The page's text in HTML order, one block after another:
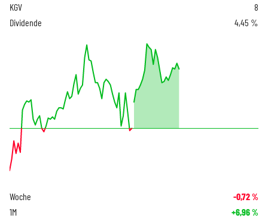
KGV
8
Dividende
4,45 %
Woche -0,72%
1M +6,96%